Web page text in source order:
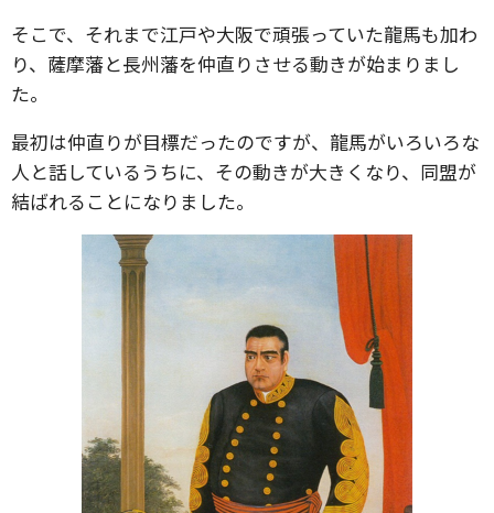
そこで、それまで江戸や大阪で頑張っていた龍馬も加わ
り、薩摩藩と長州藩を仲直りさせる動きが始まりまし
た。
最初は仲直りが目標だったのですが、龍馬がいろいろな
人と話しているうちに、その動きが大きくなり、同盟が
結ばれることになりました。